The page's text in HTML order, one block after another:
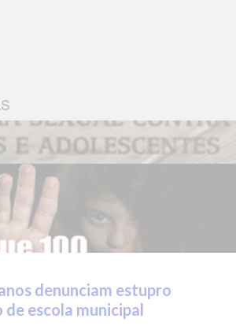
denunciam estupro
escola municipal